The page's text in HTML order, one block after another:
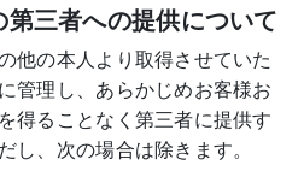
第三者への提供について
他の本人より取得させていた
管理し、あらかじめお客様お
得ることなく第三者に提供す
し、次の場合は除きます。